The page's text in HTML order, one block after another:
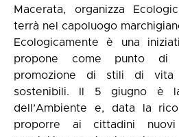
Macerata, organizza
terrà nel capoluogo
Ecologicamente è una
propone come punto di
promozione di stili di
sostenibili. Il 5 giugno è
dell’Ambiente e, data la
proporre ai cittadini